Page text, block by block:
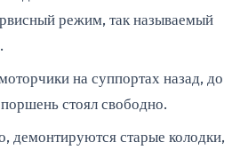
режим, так называемый
на суппортах назад, до
стоял свободно.
демонтируются старые колодки,